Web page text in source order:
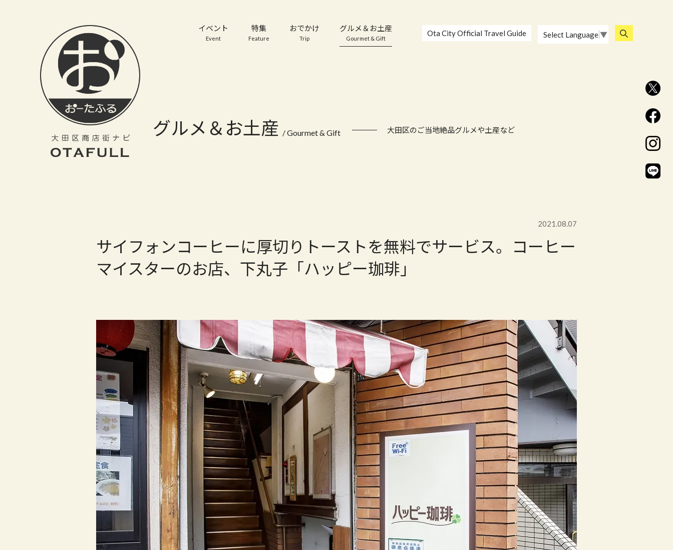
イベント
Event
特集
Feature
おでかけ
Trip
グルメ＆お土産
Gourmet & Gift
Ota City Official Travel Guide Select Language ▼
グルメ＆お土産 / Gourmet & Gift 大田区のご当地絶品グルメや土産など
2021.08.07
サイフォンコーヒーに厚切りトーストを無料でサービス。コーヒー
マイスターのお店、下丸子「ハッピー珈琲」